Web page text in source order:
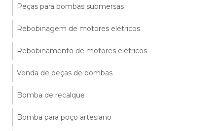
Peças para bombas submersas
Rebobinagem de motores elétricos
Rebobinamento de motores elétricos
Venda de peças de bombas
Bomba de recalque
Bomba para poço artesiano